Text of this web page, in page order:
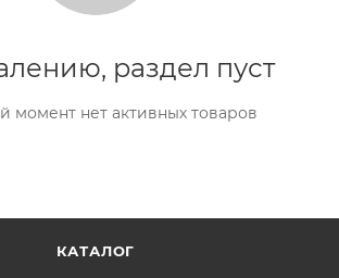
раздел пуст
момент нет активных товаров
КАТАЛОГ